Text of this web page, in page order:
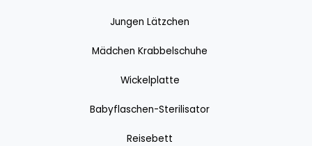
Jungen Lätzchen
Mädchen Krabbelschuhe
Wickelplatte
Babyflaschen-Sterilisator
Reisebett